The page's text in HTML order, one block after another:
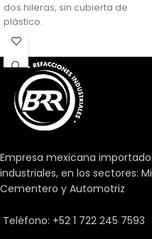
dos hileras, sin cubierta de
plástico.
Empresa mexicana
industriales, en los sectores:
Cementero y Automotriz
Teléfono: +52 1 722 245 7593